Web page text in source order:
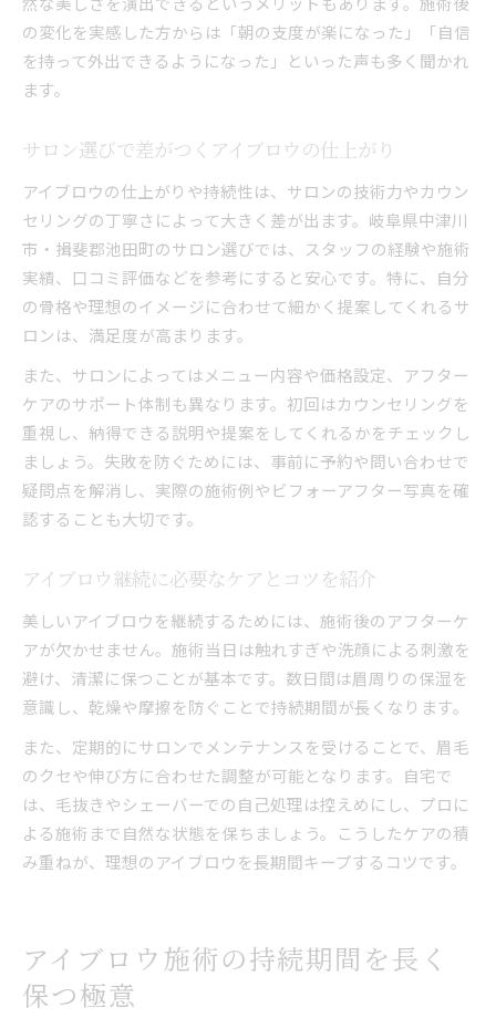
の変化を実感した方からは「朝の支度が楽になった」「自信
を持って外出できるようになった」といった声も多く聞かれ
ます。
サロン選びで差がつくアイブロウの仕上がり
アイブロウの仕上がりや持続性は、サロンの技術力やカウン
セリングの丁寧さによって大きく差が出ます。岐阜県中津川
市・揖斐郡池田町のサロン選びでは、スタッフの経験や施術
実績、口コミ評価などを参考にすると安心です。特に、自分
の骨格や理想のイメージに合わせて細かく提案してくれるサ
ロンは、満足度が高まります。
また、サロンによってはメニュー内容や価格設定、アフター
ケアのサポート体制も異なります。初回はカウンセリングを
重視し、納得できる説明や提案をしてくれるかをチェックし
ましょう。失敗を防ぐためには、事前に予約や問い合わせで
疑問点を解消し、実際の施術例やビフォーアフター写真を確
認することも大切です。
アイブロウ継続に必要なケアとコツを紹介
美しいアイブロウを継続するためには、施術後のアフターケ
アが欠かせません。施術当日は触れすぎや洗顔による刺激を
避け、清潔に保つことが基本です。数日間は眉周りの保湿を
意識し、乾燥や摩擦を防ぐことで持続期間が長くなります。
また、定期的にサロンでメンテナンスを受けることで、眉毛
のクセや伸び方に合わせた調整が可能となります。自宅で
は、毛抜きやシェーバーでの自己処理は控えめにし、プロに
よる施術まで自然な状態を保ちましょう。こうしたケアの積
み重ねが、理想のアイブロウを長期間キープするコツです。
アイブロウ施術の持続期間を長く
保つ極意